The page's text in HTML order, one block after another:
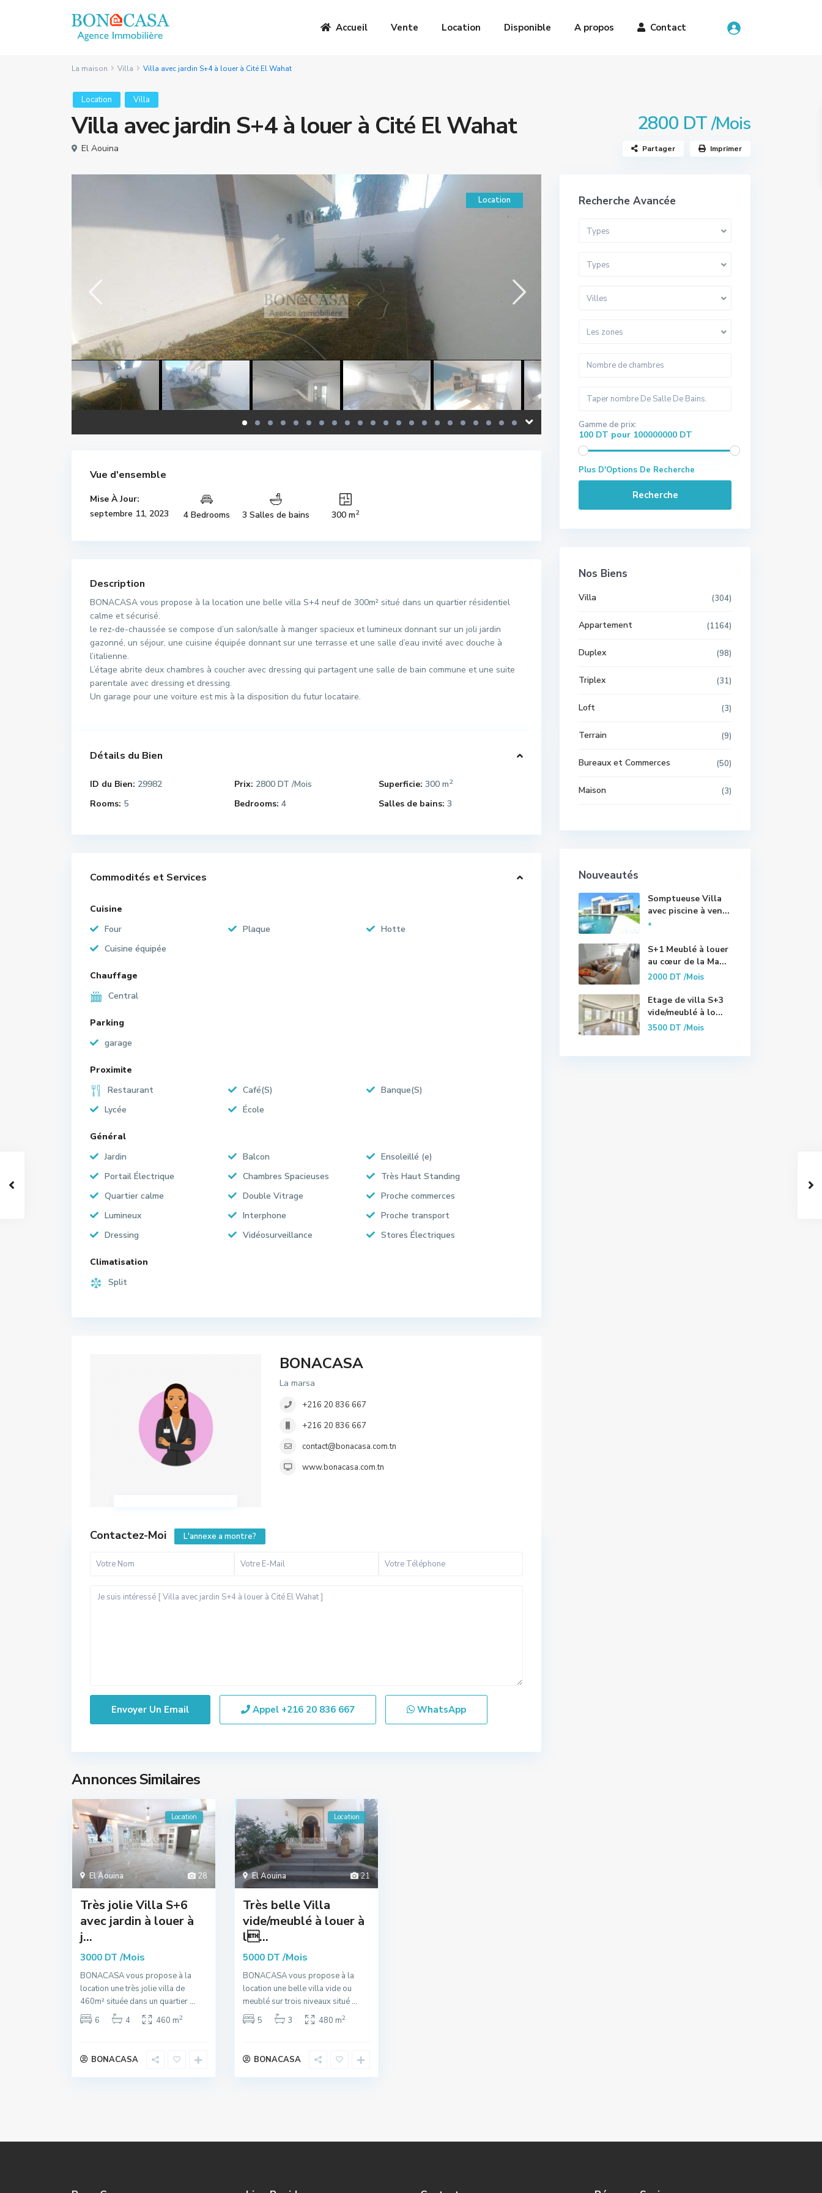
Accueil Vente Location Disponible A propos Contact
La maison Villa Villa avec jardin S+4 à louer à Cité El Wahat
Location Villa
Villa avec jardin S+4 à louer à Cité El Wahat 2800 DT/Mois
El Aouina Partager Imprimer
Location
Vue d'ensemble
Mise À Jour:
septembre 11, 2023
4 Bedrooms 3 Salles de bains 300 m2
Description
BONACASA vous propose à la location une belle villa S+4 neuf de 300m² situé dans un quartier résidentiel
calme et sécurisé.
le rez-de-chaussée se compose d’un salon/salle à manger spacieux et lumineux donnant sur un joli jardin
gazonné, un séjour, une cuisine équipée donnant sur une terrasse et une salle d’eau invité avec douche à
l’italienne.
L’étage abrite deux chambres à coucher avec dressing qui partagent une salle de bain commune et une suite
parentale avec dressing et dressing.
Un garage pour une voiture est mis à la disposition du futur locataire.
Détails du Bien
ID du Bien: 29982 Prix: 2800 DT /Mois Superficie: 300 m2
Rooms: 5 Bedrooms: 4 Salles de bains: 3
Commodités et Services
Cuisine
Four
Plaque
Hotte
Cuisine équipée
Chauffage
Central
Parking
garage
Proximite
Restaurant
Café(S)
Banque(S)
Lycée
École
Général
Jardin
Balcon
Ensoleillé (e)
Portail Électrique
Chambres Spacieuses
Très Haut Standing
Quartier calme
Double Vitrage
Proche commerces
Lumineux
Interphone
Proche transport
Dressing
Vidéosurveillance Stores Électriques
Climatisation
Split
BONACASA
La marsa
+216 20 836 667
+216 20 836 667
contact@bonacasa.com.tn
www.bonacasa.com.tn
Contactez-Moi L'annexe a montre?
Appel +216 20 836 667 WhatsApp
Annonces Similaires
28
El Aouina
Location
Très jolie Villa S+6
avec jardin à louer à
j...
3000 DT/Mois
BONACASA vous propose à la
location une très jolie villa de
460m² située dans un quartier...
6
4 460 m2
BONACASA
21
El Aouina
Location
Très belle Villa
vide/meublé à louer à
l...
5000 DT/Mois
BONACASA vous propose à la
location une belle villa vide ou
meublé sur trois niveaux situé...
5
3 480 m2
BONACASA
Recherche Avancée
Types
Types
Villes
Les zones
Gamme de prix:
100 DT pour 100000000 DT
Plus D'Options De Recherche
Recherche
Nos Biens
Villa (304)
Appartement (1164)
Duplex (98)
Triplex (31)
Loft (3)
Terrain (9)
Bureaux et Commerces (50)
Maison (3)
Nouveautés
Somptueuse Villa
avec piscine à ven...
*
S+1 Meublé à louer
au cœur de la Ma...
2000 DT/Mois
Etage de villa S+3
vide/meublé à lo...
3500 DT/Mois